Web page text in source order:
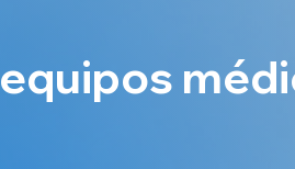
equipos